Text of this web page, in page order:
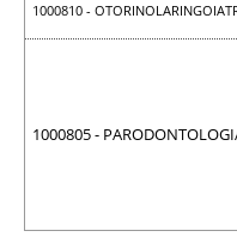
1000810 -
1000805 -